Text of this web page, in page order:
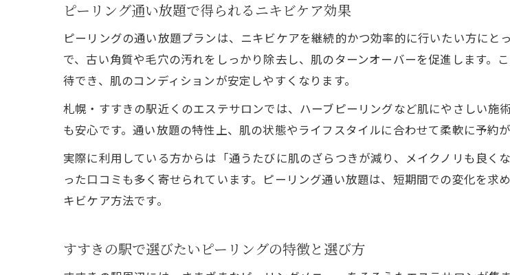
ピーリング通い放題で得られるニキビケア効果
ピーリングの通い放題プランは、ニキビケアを継続的かつ効率的に行いたい方に
で、古い角質や毛穴の汚れをしっかり除去し、肌のターンオーバーを促進します。
待でき、肌のコンディションが安定しやすくなります。
札幌・すすきの駅近くのエステサロンでは、ハーブピーリングなど肌にやさしい
も安心です。通い放題の特性上、肌の状態やライフスタイルに合わせて柔軟に予約
実際に利用している方からは「通うたびに肌のざらつきが減り、メイクノリも良
った口コミも多く寄せられています。ピーリング通い放題は、短期間での変化を
キビケア方法です。
すすきの駅で選びたいピーリングの特徴と選び方